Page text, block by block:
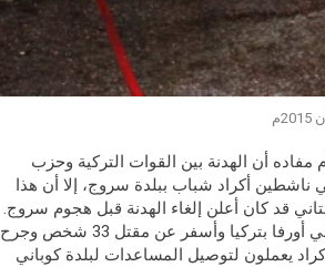
الجزيرة تقريراً في 21 ديسمبر/كانون الأول 2015م مفاده أن الهدنة بين القوات التركية وحزب
ناشطين أكراد شباب ببلدة سروج، إلا أن هذا
قد كان أعلن إلغاء الهدنة قبل هجوم سروج.
ووقع هجوم سروج في 20 يوليو/حزيران 2015م في شانلي أورفا بتركيا وأسفر عن مقتل 33 شخص وجرح
يعملون لتوصيل المساعدات لبلدة كوباني